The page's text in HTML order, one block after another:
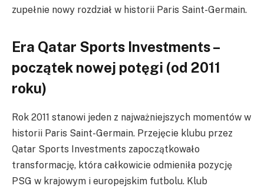
zupełnie nowy rozdział w historii Paris Saint-Germain.
Era Qatar Sports Investments –
początek nowej potęgi (od 2011
roku)
Rok 2011 stanowi jeden z najważniejszych momentów w
historii Paris Saint-Germain. Przejęcie klubu przez
Qatar Sports Investments zapoczątkowało
transformację, która całkowicie odmieniła pozycję
PSG w krajowym i europejskim futbolu. Klub